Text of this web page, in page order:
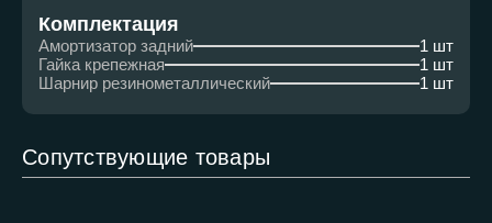
Комплектация
Амортизатор задний
1 шт
Гайка крепежная
1 шт
Шарнир резинометаллический
1 шт
Сопутствующие товары